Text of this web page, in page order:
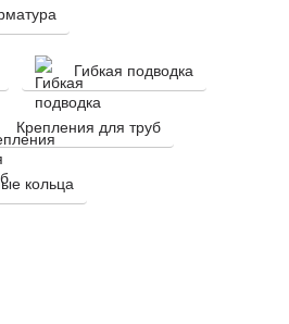
Гибкая подводка
Крепления для труб
кольца